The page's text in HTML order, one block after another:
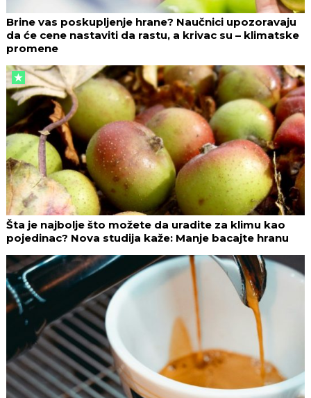
Brine vas poskupljenje hrane? Naučnici upozoravaju
da će cene nastaviti da rastu, a krivac su – klimatske
promene
Šta je najbolje što možete da uradite za klimu kao
pojedinac? Nova studija kaže: Manje bacajte hranu